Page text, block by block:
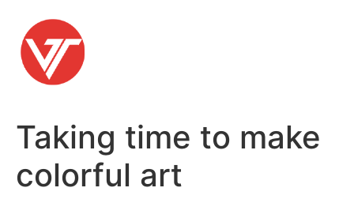
content
Taking time to make
colorful art